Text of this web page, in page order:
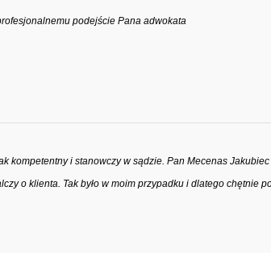
podejście Pana adwokata
kompetentny i stanowczy w sądzie. Pan Mecenas
o klienta. Tak było w moim przypadku i dlatego chętnie